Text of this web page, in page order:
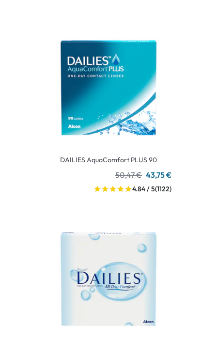
DAILIES AquaComfort PLUS 90
50,47 € 43,75 €
4.84 / 5(1122)